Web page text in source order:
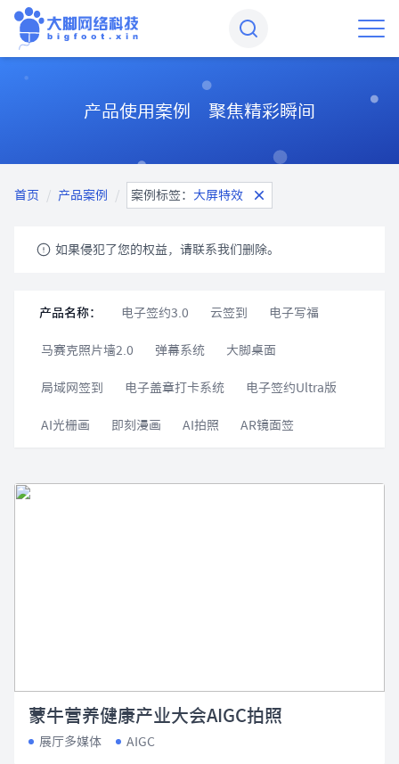
产品使用案例 聚焦精彩瞬间
首页 / 产品案例 / 案例标签： 大屏特效
如果侵犯了您的权益，请联系我们删除。
产品名称： 电子签约3.0 云签到 电子写福
马赛克照片墙2.0 弹幕系统 大脚桌面
局域网签到 电子盖章打卡系统 电子签约Ultra版
AI光栅画 即刻漫画 AI拍照 AR镜面签
蒙牛营养健康产业大会AIGC拍照
展厅多媒体 AIGC